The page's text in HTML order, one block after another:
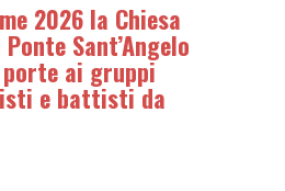
2026 la Chiesa
Sant’Angelo
ai gruppi
e battisti da